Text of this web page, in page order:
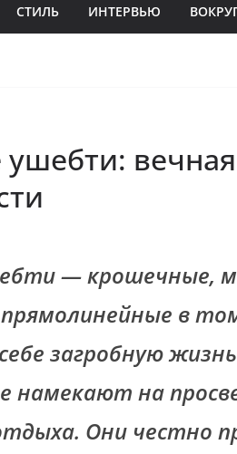
СТИЛЬ ИНТЕРВЬЮ
ушебти:
— крошечные,
в
загробную
намекают на
Они честно